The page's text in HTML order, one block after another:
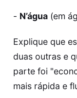
- N’água(em
Explique que
duas outras e
parte foi
mais rápida e